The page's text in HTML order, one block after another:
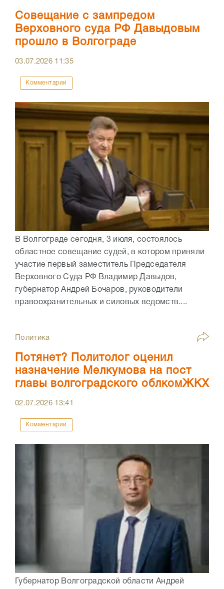
Совещание с зампредом
Верховного суда РФ Давыдовым
прошло в Волгограде
03.07.2026 11:35
Комментарии
В Волгограде сегодня, 3 июля, состоялось
областное совещание судей, в котором приняли
участие первый заместитель Председателя
Верховного Суда РФ Владимир Давыдов,
губернатор Андрей Бочаров, руководители
правоохранительных и силовых ведомств....
Политика
Потянет? Политолог оценил
назначение Мелкумова на пост
главы волгоградского облкомЖКХ
02.07.2026 13:41
Комментарии
Губернатор Волгоградской области Андрей